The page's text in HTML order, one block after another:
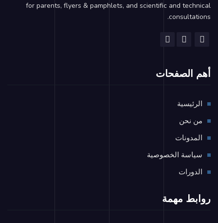
for parents, flyers & pamphlets, and scientific and technical
consultations.
أهم الصفحات
الرئيسية
من نحن
المدونات
سياسة الخصوصية
الدورات
روابط مهمة